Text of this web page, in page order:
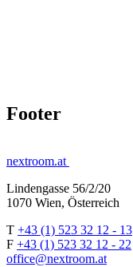
Footer
nextroom.at
Lindengasse 56/2/20
1070 Wien, Österreich
T +43 (1) 523 32 12 - 13
F +43 (1) 523 32 12 - 22
office@nextroom.at